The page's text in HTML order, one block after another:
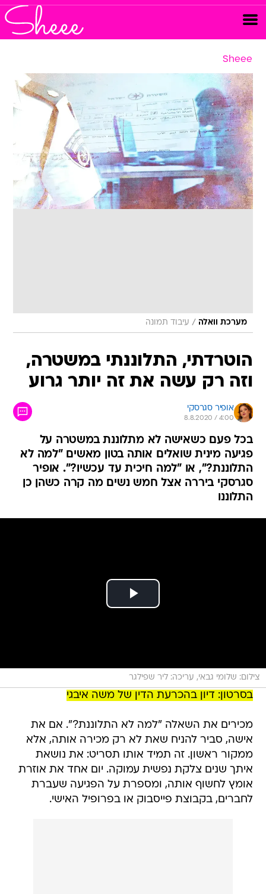
Sheee
מערכת וואלה / עיבוד תמונה
הוטרדתי, התלוננתי במשטרה,
וזה רק עשה את זה יותר גרוע
אופיר סגרסקי
8.8.2020 / 4:00
בכל פעם כשאישה לא מתלוננת במשטרה על
פגיעה מינית שואלים אותה בטון מאשים "למה לא
התלוננת?", או "למה חיכית עד עכשיו?". אופיר
סגרסקי ביררה אצל חמש נשים מה קרה כשהן כן
התלוננו
צילום: שלומי גבאי, עריכה: ליר שפילגר
בסרטון: דיון בהכרעת הדין של משה איבגי
מכירים את השאלה "למה לא התלוננת?". אם את
אישה, סביר להניח שאת לא רק מכירה אותה, אלא
ממקור ראשון. זה תמיד אותו תסריט: את נושאת
איתך שנים צלקת נפשית עמוקה. יום אחד את אוזרת
אומץ לחשוף אותה, ומספרת על הפגיעה שעברת
לחברים, בקבוצת פייסבוק או בפרופיל האישי.